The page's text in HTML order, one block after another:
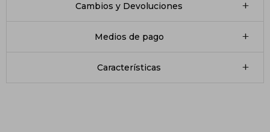
Cambios y Devoluciones
Medios de pago
Características